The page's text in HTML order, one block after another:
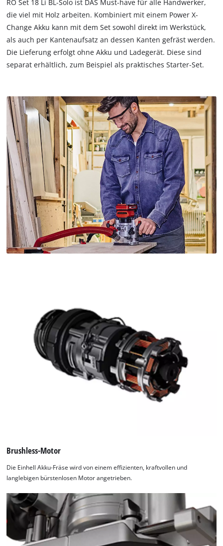
RO Set 18 Li BL-Solo ist DAS Must-have für alle Handwerker,
die viel mit Holz arbeiten. Kombiniert mit einem Power X-
Change Akku kann mit dem Set sowohl direkt im Werkstück,
als auch per Kantenaufsatz an dessen Kanten gefräst werden.
Die Lieferung erfolgt ohne Akku und Ladegerät. Diese sind
separat erhältlich, zum Beispiel als praktisches Starter-Set.
Brushless-Motor
Die Einhell Akku-Fräse wird von einem effizienten, kraftvollen und
langlebigen bürstenlosen Motor angetrieben.